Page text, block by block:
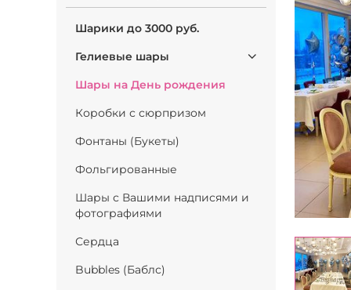
Шарики до 3000 руб.
Гелиевые шары
Шары на День рождения
Коробки с сюрпризом
Фонтаны (Букеты)
Фольгированные
Шары с Вашими надписями и
фотографиями
Сердца
Bubbles (Баблс)